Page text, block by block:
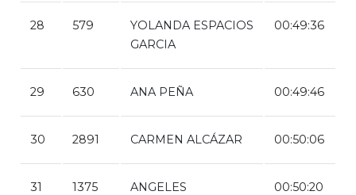
28 579
YOLANDA ESPACIOS
GARCIA
00:49:36
29 630 ANA PEÑA 00:49:46
30 2891 CARMEN ALCÁZAR 00:50:06
31 1375
ANGELES
00:50:20